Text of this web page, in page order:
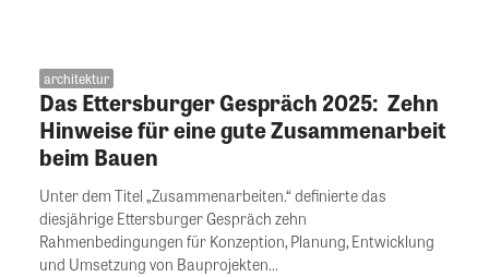
architektur
Das Ettersburger Gespräch 2025: Zehn
Hinweise für eine gute Zusammenarbeit
beim Bauen
Unter dem Titel „Zusammenarbeiten.“ definierte das
diesjährige Ettersburger Gespräch zehn
Rahmenbedingungen für Konzeption, Planung, Entwicklung
und Umsetzung von Bauprojekten...